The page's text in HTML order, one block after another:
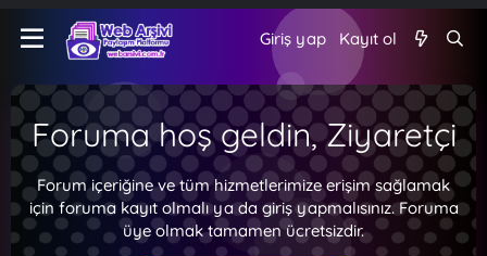
Giriş yap Kayıt ol
Foruma hoş geldin, Ziyaretçi
Forum içeriğine ve tüm hizmetlerimize erişim sağlamak
için foruma kayıt olmalı ya da giriş yapmalısınız. Foruma
üye olmak tamamen ücretsizdir.